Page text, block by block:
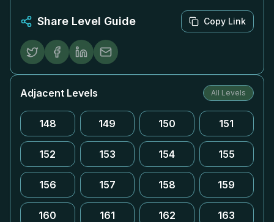
Share Level Guide Copy Link
Adjacent Levels All Levels
148 149 150 151
152 153 154 155
156 157 158 159
160 161 162 163